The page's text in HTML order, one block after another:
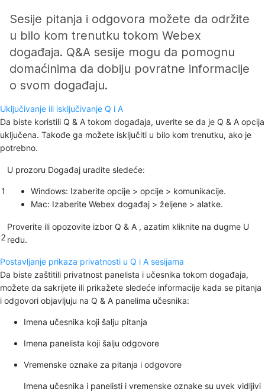
Sesije pitanja i odgovora možete da održite
u bilo kom trenutku tokom Webex
događaja. Q&A sesije mogu da pomognu
domaćinima da dobiju povratne informacije
o svom događaju.
Uključivanje ili isključivanje Q i A
Da biste koristili Q & A tokom događaja, uverite se da je Q & A opcija
uključena. Takođe ga možete isključiti u bilo kom trenutku, ako je
potrebno.
1
U prozoru Događaj uradite sledeće:
Windows: Izaberite opcije > opcije > komunikacije.
Mac: Izaberite Webex događaj > željene > alatke.
2
Proverite ili opozovite izbor Q & A , azatim kliknite na dugme U
redu.
Postavljanje prikaza privatnosti u Q i A sesijama
Da biste zaštitili privatnost panelista i učesnika tokom događaja,
možete da sakrijete ili prikažete sledeće informacije kada se pitanja
i odgovori objavljuju na Q & A panelima učesnika:
Imena učesnika koji šalju pitanja
Imena panelista koji šalju odgovore
Vremenske oznake za pitanja i odgovore
Imena učesnika i panelisti i vremenske oznake su uvek vidljivi